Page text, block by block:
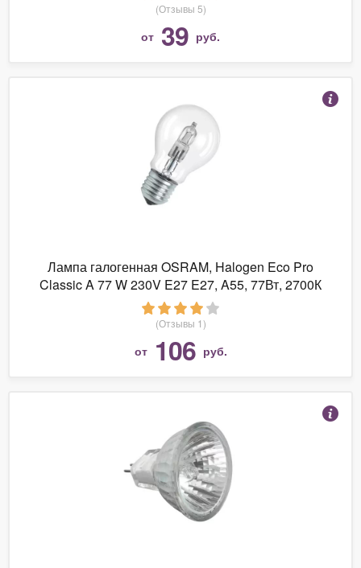
(Отзывы 5)
от 39 руб.
Лампа галогенная OSRAM, Halogen Eco Pro
Classic A 77 W 230V E27 E27, A55, 77Вт, 2700К
(Отзывы 1)
от 106 руб.